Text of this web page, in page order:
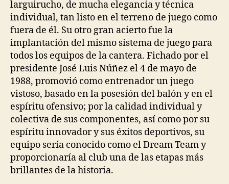
larguirucho, de mucha elegancia y técnica
individual, tan listo en el terreno de juego como
fuera de él. Su otro gran acierto fue la
implantación del mismo sistema de juego para
todos los equipos de la cantera. Fichado por el
presidente José Luis Núñez el 4 de mayo de
1988, promovió como entrenador un juego
vistoso, basado en la posesión del balón y en el
espíritu ofensivo; por la calidad individual y
colectiva de sus componentes, así como por su
espíritu innovador y sus éxitos deportivos, su
equipo sería conocido como el Dream Team y
proporcionaría al club una de las etapas más
brillantes de la historia.